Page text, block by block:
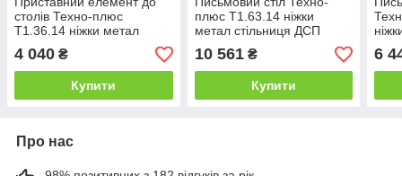
столів Техно-плюс
T1.36.14 ніжки метал
стільниця ДСП 1438х650
мм (MConcept-ТМ)
4 040 ₴
Купити
плюс T1.63.14 ніжки
метал стільниця ДСП
1400х700 мм (MConcept-
ТМ)
10 561₴
Купити
ДСП
6
Про нас